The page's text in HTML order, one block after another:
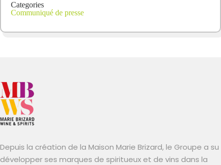
Categories
Communiqué de presse
Depuis la création de la Maison Marie Brizard, le Groupe a su
développer ses marques de spiritueux et de vins dans la